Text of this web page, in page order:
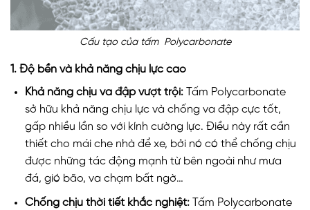
Cấu tạo của tấm Polycarbonate
1. Độ bền và khả năng chịu lực cao
Khả năng chịu va đập vượt trội:Tấm Polycarbonate
sở hữu khả năng chịu lực và chống va đập cực tốt,
gấp nhiều lần so với kính cường lực. Điều này rất cần
thiết cho mái che nhà để xe, bởi nó có thể chống chịu
được những tác động mạnh từ bên ngoài như mưa
đá, gió bão, va chạm bất ngờ…
Chống chịu thời tiết khắc nghiệt:Tấm Polycarbonate